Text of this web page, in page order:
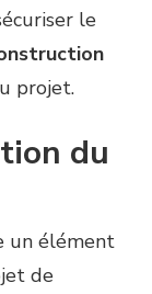
le
projet.
du
un élément
de